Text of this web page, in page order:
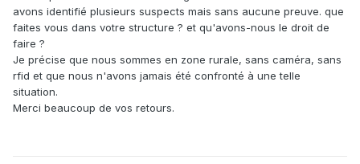
avons identifié plusieurs suspects mais sans aucune preuve. que
faites vous dans votre structure ? et qu'avons-nous le droit de
faire ?
Je précise que nous sommes en zone rurale, sans caméra, sans
rfid et que nous n'avons jamais été confronté à une telle
situation.
Merci beaucoup de vos retours.